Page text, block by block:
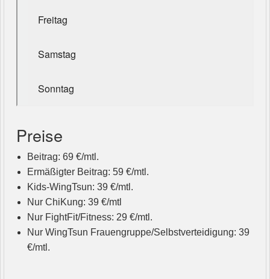
Preise
Beitrag: 69 €/mtl.
Ermäßigter Beitrag: 59 €/mtl.
Kids-WingTsun: 39 €/mtl.
Nur ChiKung: 39 €/mtl
Nur FightFit/Fitness: 29 €/mtl.
Nur WingTsun Frauengruppe/Selbstverteidigung: 39
€/mtl.